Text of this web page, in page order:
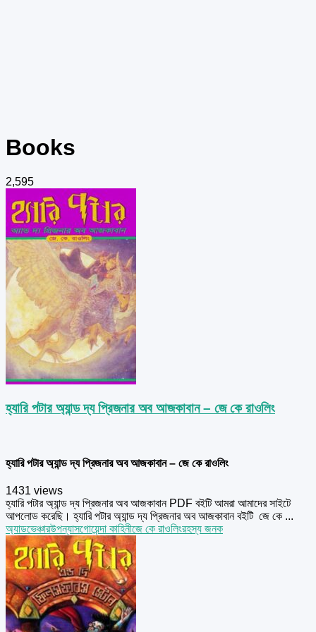
Books
2,595
হ্যারি পটার অ্যান্ড দ্য প্রিজনার অব আজকাবান – জে কে রাওলিং
হ্যারি পটার অ্যান্ড দ্য প্রিজনার অব আজকাবান – জে কে রাওলিং
1431 views
হ্যারি পটার অ্যান্ড দ্য প্রিজনার অব আজকাবান PDF বইটি আমরা আমাদের সাইটে
আপলোড করেছি। হ্যারি পটার অ্যান্ড দ্য প্রিজনার অব আজকাবান বইটি জে কে ...
অ্যাডভেঞ্চারউপন্যাসগোয়েন্দা কাহিনীজে কে রাওলিংরহস্য জনক